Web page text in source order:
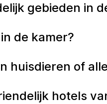
gebieden in
de kamer?
huisdieren of
hotels